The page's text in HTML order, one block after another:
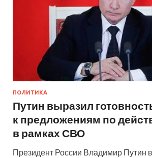
ПОЛИТИКА
Путин выразил
к предложениям по
в рамках СВО
Президент России Владимир Путин